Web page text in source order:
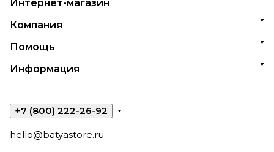
Интернет-магазин
Компания
Помощь
Информация
+7 (800) 222-26-92
hello@batyastore.ru